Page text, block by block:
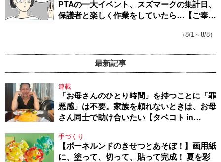
PTAの一大イベント、スズマークの集計日、
保護者と楽しく作業をしていたら…【ご奉仕
（8/1～8/8）
最新記事
連載
「お母さんのひとり時間」を持つことに「罪
悪感」は不要。家族を頼れないときは、お母
さん同士で助け合いたい【タベコト in
手づくり
【ボーネルンドのきせつとあそぼ！】画用紙
に、塗って、切って、貼って完成！ 夏を彩